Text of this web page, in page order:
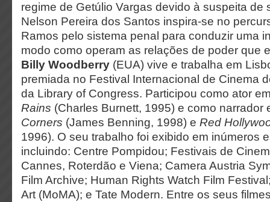
regime de Getúlio Vargas devido à suspeita de
Nelson Pereira dos Santos inspira-se no
Ramos pelo sistema penal para conduzir uma
modo como operam as relações de poder que
Billy Woodberry (EUA) vive e trabalha em
premiada no Festival Internacional de Cinema
da Library of Congress. Participou como ator
Rains (Charles Burnett, 1995) e como narrador
Corners (James Benning, 1998) e Red
1996). O seu trabalho foi exibido em inúmeros
incluindo: Centre Pompidou; Festivais de
Cannes, Roterdão e Viena; Camera Austria
Film Archive; Human Rights Watch Film
Art (MoMA); e Tate Modern. Entre os seus